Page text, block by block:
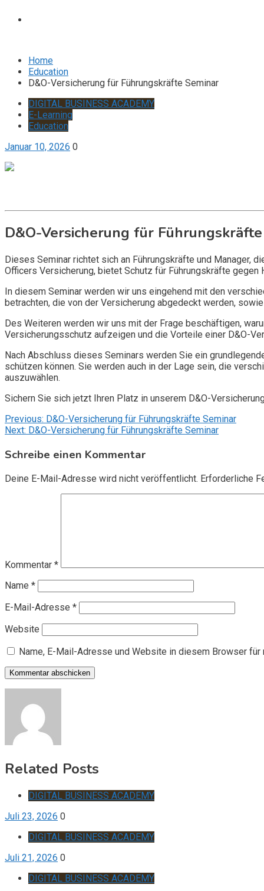
Home
Education
D&O-Versicherung für Führungskräfte Seminar
DIGITAL BUSINESS ACADEMY
E-Learning
Education
Januar 10, 2026 0
D&O-Versicherung für
Dieses Seminar richtet sich an Führungskräfte und Manager,
Officers Versicherung, bietet Schutz für Führungskräfte
In diesem Seminar werden wir uns eingehend mit den
betrachten, die von der Versicherung abgedeckt werden,
Des Weiteren werden wir uns mit der Frage beschäftigen,
Versicherungsschutz aufzeigen und die Vorteile einer D&O-
Nach Abschluss dieses Seminars werden Sie ein
schützen können. Sie werden auch in der Lage sein, die
auszuwählen.
Sichern Sie sich jetzt Ihren Platz in unserem D&O-
Beitragsnavigation
Previous: D&O-Versicherung für Führungskräfte Seminar
Next: D&O-Versicherung für Führungskräfte Seminar
Schreibe einen Kommentar
Deine E-Mail-Adresse wird nicht veröffentlicht. Erforderliche
Kommentar *
Name *
E-Mail-Adresse *
Website
Name, E-Mail-Adresse und Website in diesem Browser
Related Posts
DIGITAL BUSINESS ACADEMY
Juli 23, 2026 0
DIGITAL BUSINESS ACADEMY
Juli 21, 2026 0
DIGITAL BUSINESS ACADEMY